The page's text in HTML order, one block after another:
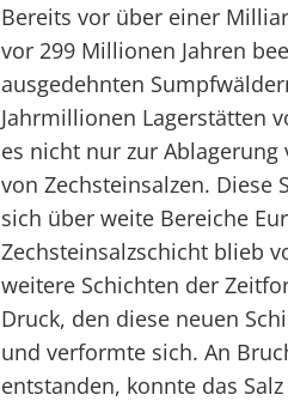
Bereits vor über einer
vor 299 Millionen Jahren
ausgedehnten
Jahrmillionen Lagerstätten
es nicht nur zur
von Zechsteinsalzen. Diese
sich über weite Bereiche
Zechsteinsalzschicht blieb
weitere Schichten der
Druck, den diese neuen
und verformte sich. An
entstanden, konnte das